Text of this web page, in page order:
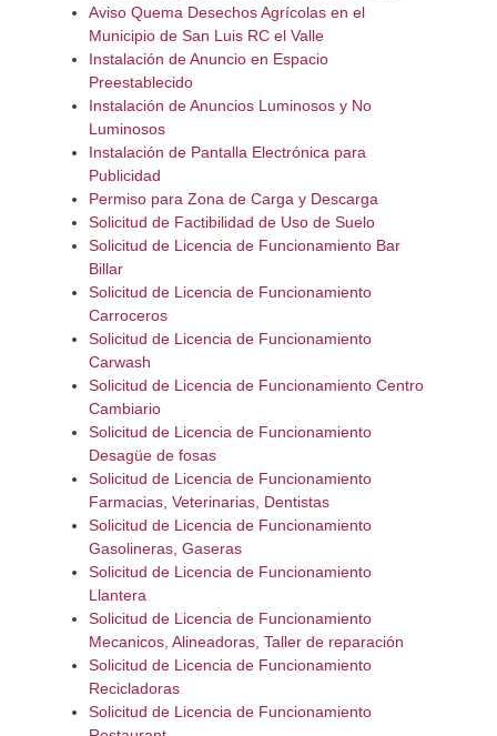
Aviso Quema Desechos Agrícolas en el
Municipio de San Luis RC el Valle
Instalación de Anuncio en Espacio
Preestablecido
Instalación de Anuncios Luminosos y No
Luminosos
Instalación de Pantalla Electrónica para
Publicidad
Permiso para Zona de Carga y Descarga
Solicitud de Factibilidad de Uso de Suelo
Solicitud de Licencia de Funcionamiento Bar
Billar
Solicitud de Licencia de Funcionamiento
Carroceros
Solicitud de Licencia de Funcionamiento
Carwash
Solicitud de Licencia de Funcionamiento Centro
Cambiario
Solicitud de Licencia de Funcionamiento
Desagüe de fosas
Solicitud de Licencia de Funcionamiento
Farmacias, Veterinarias, Dentistas
Solicitud de Licencia de Funcionamiento
Gasolineras, Gaseras
Solicitud de Licencia de Funcionamiento
Llantera
Solicitud de Licencia de Funcionamiento
Mecanicos, Alineadoras, Taller de reparación
Solicitud de Licencia de Funcionamiento
Recicladoras
Solicitud de Licencia de Funcionamiento